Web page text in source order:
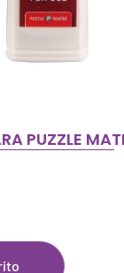
PUZZLE